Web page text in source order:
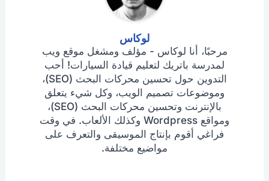
لوكاس
مرحبًا، أنا لوكاس - مؤلف ومشغل موقع ويب
لمدرسة باتريك لتعليم قيادة السيارات! أحب
التدوين حول تحسين محركات البحث (SEO)،
وموضوعات تصميم الويب، وكل شيء يتعلق
بالإنترنت وتحسين محركات البحث (SEO)،
ومواقع Wordpress وكذلك الألعاب. في وقت
فراغي أقوم بإنتاج الموسيقى والتعرف على
مواضيع مختلفة.